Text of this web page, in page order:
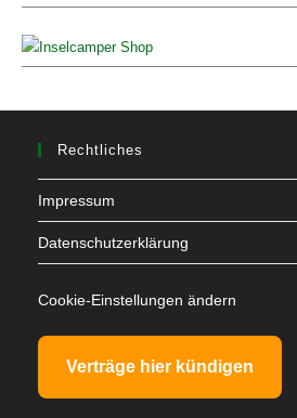
Rechtliches
Impressum
Datenschutzerklärung
Cookie-Einstellungen ändern
Verträge hier kündigen